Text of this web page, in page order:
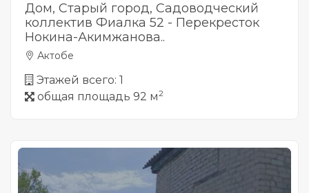
Дом, Старый город, Садоводческий
коллектив Фиалка 52 - Перекресток
Нокина-Акимжанова..
Актобе
Этажей всего: 1
общая площадь 92 м2